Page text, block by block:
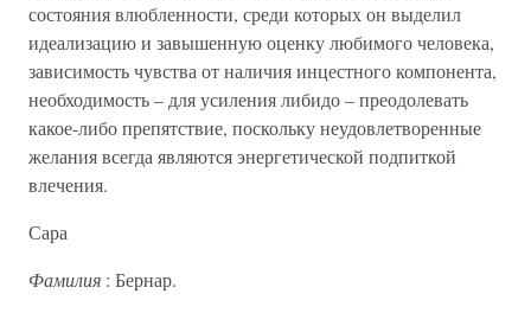
состояния влюбленности, среди которых он выделил
идеализацию и завышенную оценку любимого человека,
зависимость чувства от наличия инцестного компонента,
необходимость – для усиления либидо – преодолевать
какое-либо препятствие, поскольку неудовлетворенные
желания всегда являются энергетической подпиткой
влечения.
Сара
Фамилия : Бернар.